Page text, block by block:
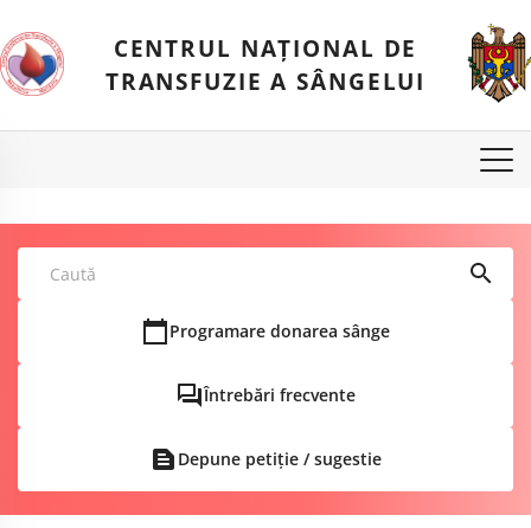
CENTRUL NAȚIONAL DE
TRANSFUZIE A SÂNGELUI
MEDICALE
Programare donarea sânge
Întrebări frecvente
Depune petiție / sugestie